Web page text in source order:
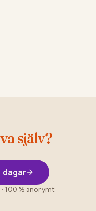
själv?
dagar
100 % anonymt